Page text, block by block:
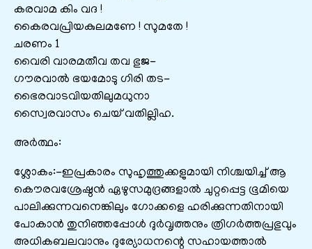
കരവാമ കിം വദ !
കൈരവപ്രിയകുലമണേ ! സുമതേ !
ചരണം 1
വൈരി വാരമതീവ തവ ഭുജ-
ഗൗരവാൽ ഭയമോടു ഗിരി തട-
ഭൈരവാടവിയതിലുമധുനാ
സ്വൈരവാസം ചെയ് വതില്ലിഹ.
അർത്ഥം:
ശ്ലോകം:-ഇപ്രകാരം സുഹൃത്തുക്കളുമായി നിശ്ചയിച്ച് ആ
കൌരവശ്രേഷ്ഠന്‍ ഏഴുസമുദ്രങ്ങളാല്‍ ചുറ്റപ്പെട്ട ഭൂമിയെ
പാലിക്കുന്നവനെങ്കിലും ഗോക്കളെ ഹരിക്കുന്നതിനായി
പോകാന്‍ തുനിഞ്ഞപ്പോള്‍ ദുര്‍വൃത്തനും ത്രിഗര്‍ത്തപ്രഭുവും
അധികബലവാനും ദുര്യോധനന്റെ സഹായത്താല്‍